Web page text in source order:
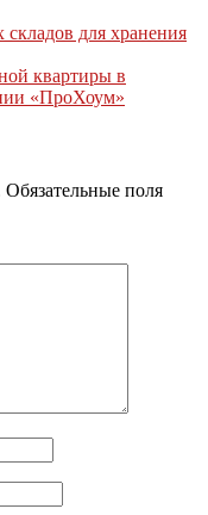
для хранения
квартиры в
«ПроХоум»
Обязательные поля